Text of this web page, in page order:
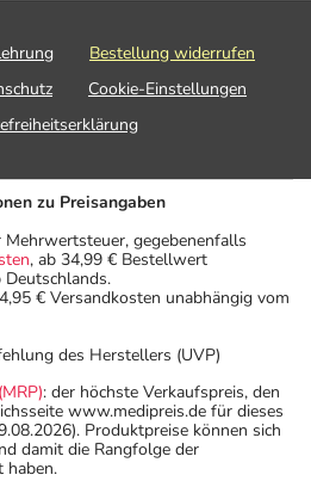
Bestellung widerrufen
Cookie-Einstellungen
zu Preisangaben
gegebenenfalls
, ab 34,99 € Bestellwert
€ Versandkosten unabhängig vom
des Herstellers (UVP)
: der höchste Verkaufspreis, den
www.medipreis.de für dieses
Produktpreise können sich
damit die Rangfolge der
haben.